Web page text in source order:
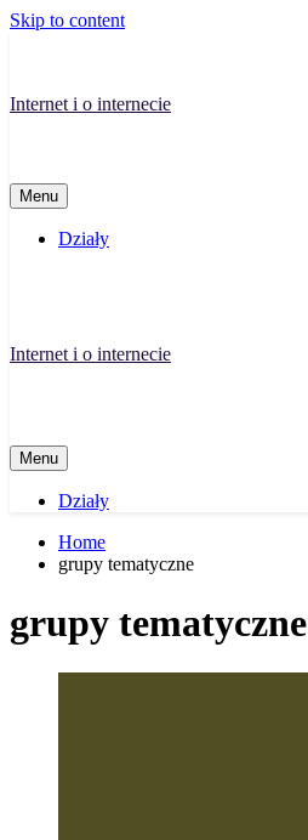
Skip to content
Internet i o internecie
Menu
Działy
Internet i o internecie
Menu
Działy
Home
grupy tematyczne
grupy tematyczne